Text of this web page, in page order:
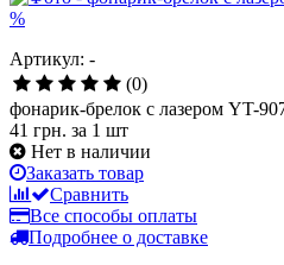
%
Артикул: -
(0)
фонарик-брелок с лазером YT-
41 грн. за 1 шт
Нет в наличии
Заказать товар
Сравнить
Все способы оплаты
Подробнее о доставке